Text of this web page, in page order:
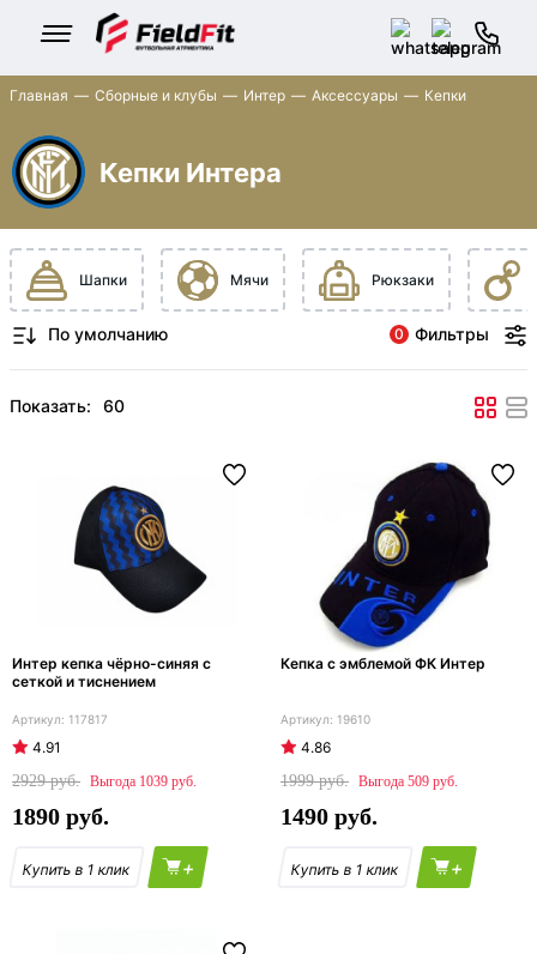
Главная Сборные и клубы Интер Аксессуары Кепки
Кепки Интера
Шапки Мячи Рюкзаки
0 Фильтры
Показать:
Интер кепка чёрно-синяя с
сеткой и тиснением
117817
4.91
2929
1039
1890
+
Кепка с эмблемой ФК Интер
19610
4.86
1999
509
1490
+